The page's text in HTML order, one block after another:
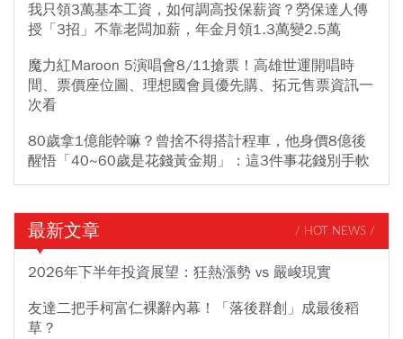
我只領3萬基本工資，如何調高投保薪資？勞保達人傳
授「3招」不靠老闆加薪，年金月領1.3萬變2.5萬
魔力紅Maroon 5演唱會8/11搶票！高雄世運開唱時
間、票價座位圖、理想國會員優先購、拓元售票資訊一
次看
80歲拿1億能幹嘛？曾捨不得搭計程車，他身價8億後
醒悟「40~60歲是花錢黃金期」：這3件事花錢別手軟
最新文章 / HOT NEWS /
2026年下半年投資展望：狂熱漲勢 vs 嚴峻現實
友達二把手柯富仁裸辭內幕！「落後群創」成最後稻
草？